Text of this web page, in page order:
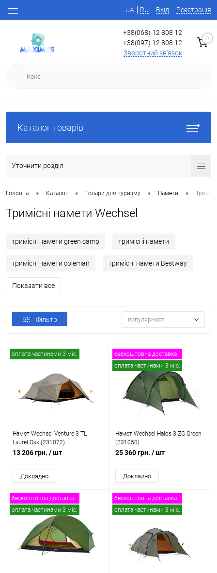
UA RU Вхід Реєстрація
+38(068) 12 808 12
+38(097) 12 808 12
Зворотний зв'язок
0
Каталог товарів
Уточнити розділ
Головна • Каталог • Товари для туризму • Намети •
Тримісні намети Wechsel
тримісні намети green camp тримісні намети
тримісні намети coleman тримісні намети Bestway
Показати все
Фільтр популярності
оплата частинами 3 міс.
Намет Wechsel Venture 3 TL
Laurel Oak (231072)
13 206 грн. / шт
Докладно
безкоштовна доставка
оплата частинами 3 міс.
Намет Wechsel Halos 3 ZG Green
(231050)
25 360 грн. / шт
Докладно
безкоштовна доставка
оплата частинами 3 міс.
безкоштовна доставка
оплата частинами 3 міс.